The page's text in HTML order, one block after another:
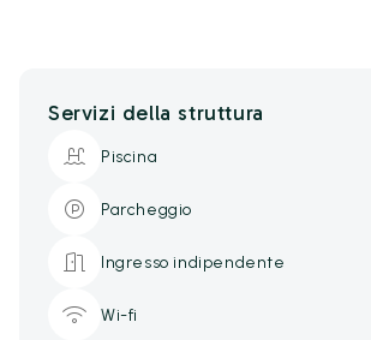
Servizi della struttura
Piscina
Parcheggio
Ingresso indipendente
Wi-fi